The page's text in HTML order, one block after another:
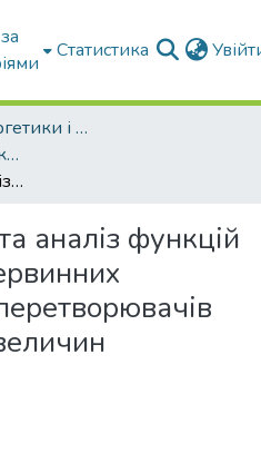
Статистика
Факультет Енергетики і комп'ютерних технологій
Кафедра Електротехніки і електромеханіки ім. проф. В.В. Овчарова
Систематизація та аналіз функцій перетворення первинних вимірювальних перетворювачів неелектричних величин
аналіз функцій